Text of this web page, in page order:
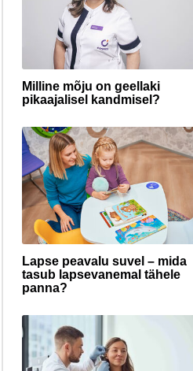
Milline mõju on geellaki
pikaajalisel kandmisel?
Lapse peavalu suvel – mida
tasub lapsevanemal tähele
panna?